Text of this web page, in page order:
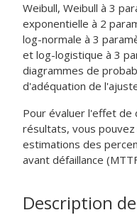
Weibull, Weibull à 3
exponentielle à 2
log-normale à 3
et log-logistique à 3
diagrammes de
d'adéquation de
Pour évaluer l'effet
résultats, vous
estimations des
avant défaillance
Description